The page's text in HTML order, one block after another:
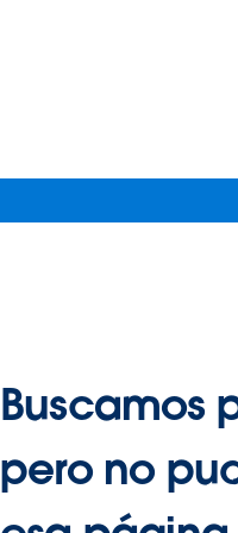
Buscamos
pero no